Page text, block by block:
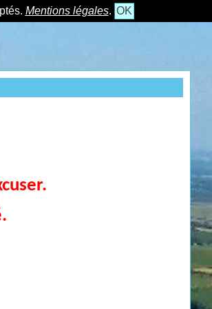
Mentions légales. OK